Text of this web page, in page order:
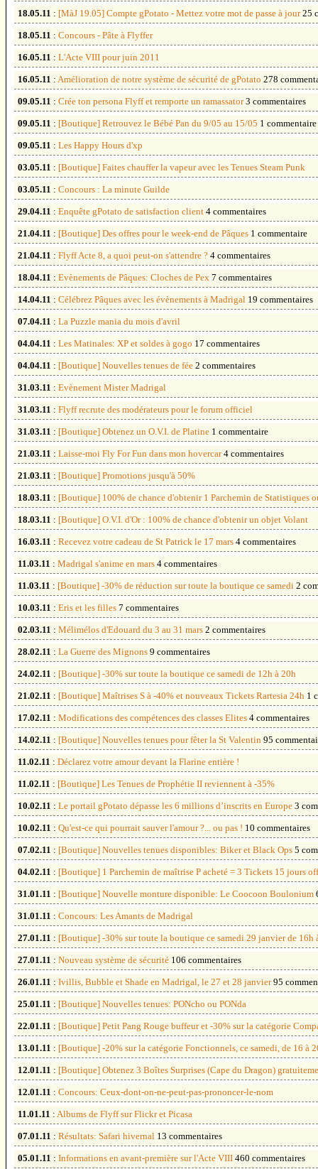
18.05.11 : [MàJ 19.05] Compte gPotato - Mettez votre mot de passe à jour 25
18.05.11 : Concours - Pâte à Flyffer
16.05.11 : L'Acte VIII pour juin 2011
16.05.11 : Amélioration de notre système de sécurité de gPotato 278
09.05.11 : Crée ton persona Flyff et remporte un ramassator 3 commentaires
09.05.11 : [Boutique] Retrouvez le Bébé Pan du 9/05 au 15/05 1 commentaire
09.05.11 : Les Happy Hours d'xp
03.05.11 : [Boutique] Faites chauffer la vapeur avec les Tenues Steam Punk
03.05.11 : Concours : La minute Guilde
29.04.11 : Enquête gPotato de satisfaction client 4 commentaires
21.04.11 : [Boutique] Des offres pour le week-end de Pâques 1 commentaire
21.04.11 : Flyff Acte 8, a quoi peut-on s'attendre ? 4 commentaires
18.04.11 : Evènements de Pâques: Cloches de Pex 7 commentaires
14.04.11 : Célébrez Pâques avec les évènements à Madrigal 19 commentaires
07.04.11 : La Puzzle mania du mois d'avril
04.04.11 : Les Matinales: XP et soldes à gogo 17 commentaires
04.04.11 : [Boutique] Nouvelles tenues de fée 2 commentaires
31.03.11 : Evènement Mister Madrigal
31.03.11 : Flyff recrute des modérateurs pour le forum officiel
31.03.11 : [Boutique] Obtenez un O.V.I. de Platine 1 commentaire
21.03.11 : Laisse-moi Fly For Fun dans mon hovercar 4 commentaires
21.03.11 : [Boutique] Promotions jusqu'à 50%
18.03.11 : [Boutique] 100% de chance d'obtenir 1 Parchemin de Statistiques
18.03.11 : [Boutique] O.V.I. d'Or : 100% de chance d'obtenir un objet Volant
16.03.11 : Recevez votre cadeau de St Patrick le 17 mars 4 commentaires
11.03.11 : Madrigal s'anime en mars 4 commentaires
11.03.11 : [Boutique] -30% de réduction sur toute la boutique ce samedi 2
10.03.11 : Eris et les filles 7 commentaires
02.03.11 : Mélimélos d'Edouard du 3 au 31 mars 2 commentaires
28.02.11 : La Guerre des Mignons 9 commentaires
24.02.11 : [Boutique] -30% sur toute la boutique ce samedi de 12h à 20h
21.02.11 : [Boutique] Maîtrises S à -40% et nouveaux Tickets Rartesia 24h 1
17.02.11 : Modifications des compétences des classes Elites 4 commentaires
14.02.11 : [Boutique] Nouvelles tenues pour fêter la St Valentin 95
11.02.11 : Déclarez votre amour devant la Flarine entière !
11.02.11 : [Boutique] Les Tenues de Prophétie II reviennent à -35%
10.02.11 : Le portail gPotato dépasse les 6 millions d’inscrits en Europe 3
10.02.11 : Qu'est-ce qui pourrait sauver l'amour ?... ou pas ! 10 commentaires
07.02.11 : [Boutique] Nouvelles tenues disponibles: Biker et Black Ops 5
04.02.11 : [Boutique] 1 Parchemin de maîtrise P acheté = 3 Tickets 15 jours
31.01.11 : [Boutique] Nouvelle monture disponible: Le Coocoon Boulonium
31.01.11 : Concours: Les Amants de Madrigal
27.01.11 : [Boutique] -30% sur toute la boutique ce samedi 29 janvier de 16h
27.01.11 : Nouveau système de sécurité 106 commentaires
26.01.11 : Ivillis, Bubble et Shade en Madrigal, le 27 et 28 janvier 95
25.01.11 : [Boutique] Nouvelles tenues: PONcho ou PONda
22.01.11 : [Boutique] Petit Pang Rouge buffeur et -30% sur la catégorie
13.01.11 : [Boutique] -20% sur la catégorie Fonctionnels, ce samedi, de 16 à
12.01.11 : [Boutique] Obtenez 3 Boîtes Surprises (Cape du Dragon)
12.01.11 : Concours: Ceux-dont-on-ne-peut-pas-prononcer-le-nom
11.01.11 : Albums de Flyff sur Flickr et Picasa
07.01.11 : Résultats: Safari hivernal 13 commentaires
05.01.11 : Informations en avant-première sur l'Acte VIII 460 commentaires